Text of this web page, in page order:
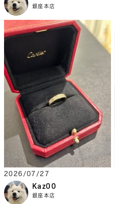
銀座本店
2026/07/27
Kaz00
銀座本店